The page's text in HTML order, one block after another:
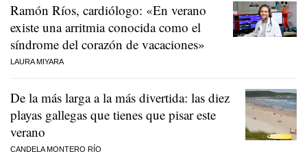
Ramón Ríos, cardiólogo: «En verano
existe una arritmia conocida como el
síndrome del corazón de vacaciones»
LAURA MIYARA
De la más larga a la más divertida: las diez
playas gallegas que tienes que pisar este
verano
CANDELA MONTERO RÍO